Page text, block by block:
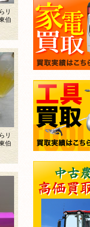
リ
伯
リ
伯